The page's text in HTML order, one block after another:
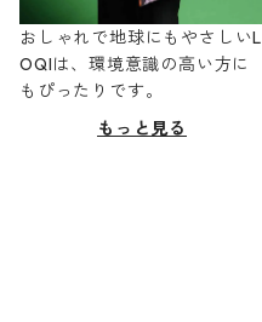
おしゃれで地球にもやさしいL
OQIは、環境意識の高い方に
もぴったりです。
もっと見る